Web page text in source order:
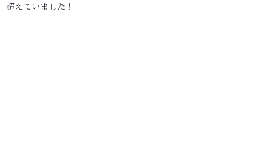
超えていました！